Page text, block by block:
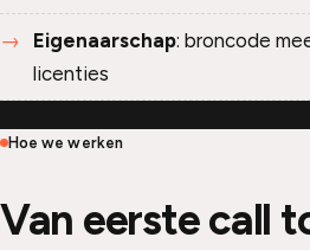
Eigenaarschap: broncode
licenties
Hoe we werken
Van eerste call